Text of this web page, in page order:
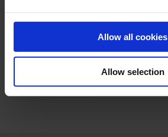
Allow all cookies
Allow selection
Lining: 84% Polyamid,16% Elasthan
Care Symbols: